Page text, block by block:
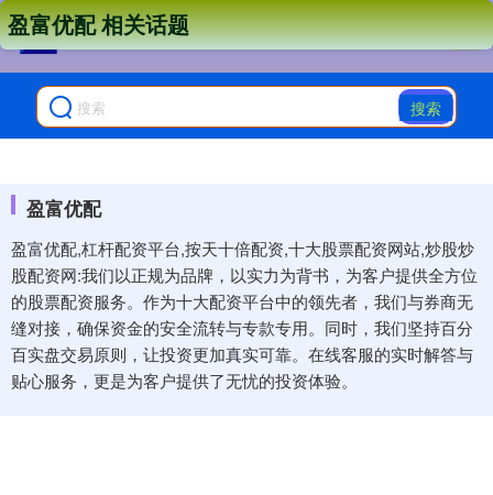
搜索
盈富优配
盈富优配,杠杆配资平台,按天十倍配资,十大股票配资网站,炒股炒
股配资网:我们以正规为品牌，以实力为背书，为客户提供全方位
的股票配资服务。作为十大配资平台中的领先者，我们与券商无
缝对接，确保资金的安全流转与专款专用。同时，我们坚持百分
百实盘交易原则，让投资更加真实可靠。在线客服的实时解答与
贴心服务，更是为客户提供了无忧的投资体验。
盈富优配 相关话题